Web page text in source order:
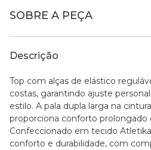
SOBRE A PEÇA
Descrição
Top com alças de elástico
costas, garantindo ajuste
estilo. A pala dupla larga na
proporciona conforto prolongado
Confeccionado em tecido
conforto e durabilidade, com